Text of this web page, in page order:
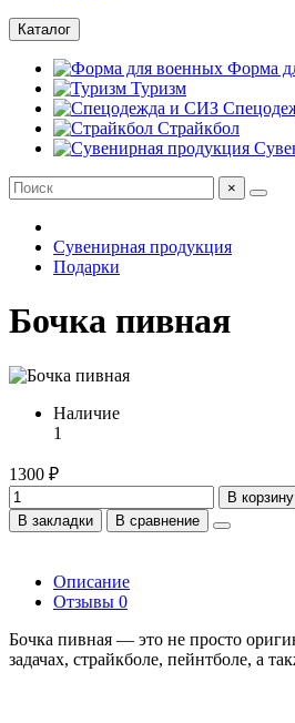
Каталог
Форма
Туризм
Страйкбол
×
Сувенирная продукция
Подарки
Бочка пивная
Наличие
1
1300 ₽
В корзину
В закладки
В сравнение
Описание
Отзывы 0
Бочка пивная — это не просто
задачах, страйкболе, пейнтболе, а